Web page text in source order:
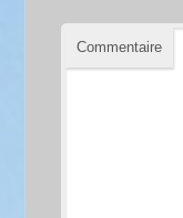
Commentaire